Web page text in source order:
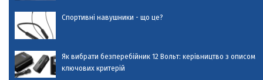
Спортивні навушники - що це?
Як вибрати безперебійник 12 Вольт: керівництво з описом
ключових критерій